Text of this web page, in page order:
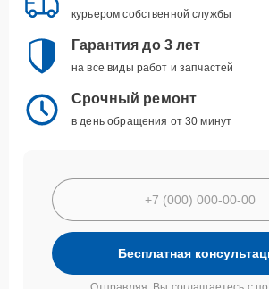
курьером собственной службы
Гарантия до 3 лет
на все виды работ и запчастей
Срочный ремонт
в день обращения от 30 минут
Бесплатная